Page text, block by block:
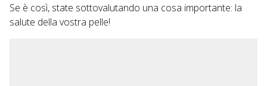
Se è così, state sottovalutando una cosa importante: la
salute della vostra pelle!